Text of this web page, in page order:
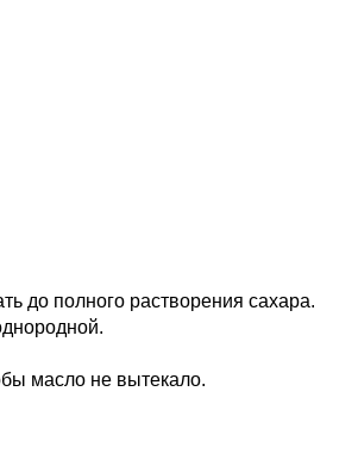
до полного растворения сахара.
масло не вытекало.